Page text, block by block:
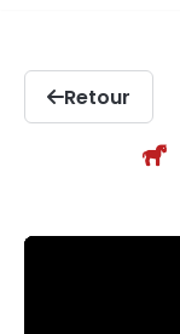
Retour